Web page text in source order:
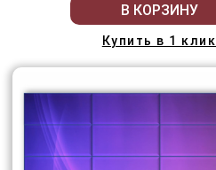
В КОРЗИНУ
Купить в 1 клик